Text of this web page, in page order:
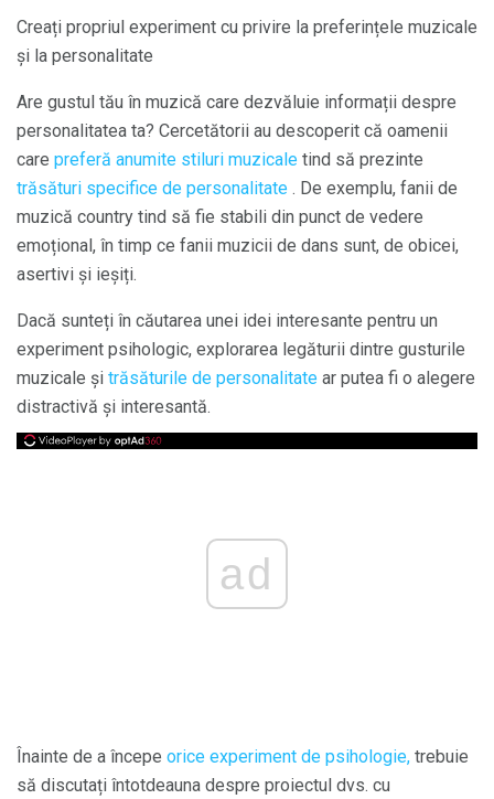
Creați propriul experiment cu privire la preferințele muzicale
și la personalitate
Are gustul tău în muzică care dezvăluie informații despre
personalitatea ta? Cercetătorii au descoperit că oamenii
care preferă anumite stiluri muzicale tind să prezinte
trăsături specifice de personalitate . De exemplu, fanii de
muzică country tind să fie stabili din punct de vedere
emoțional, în timp ce fanii muzicii de dans sunt, de obicei,
asertivi și ieșiți.
Dacă sunteți în căutarea unei idei interesante pentru un
experiment psihologic, explorarea legăturii dintre gusturile
muzicale și trăsăturile de personalitate ar putea fi o alegere
distractivă și interesantă.
ad
Înainte de a începe orice experiment de psihologie, trebuie
să discutați întotdeauna despre proiectul dvs. cu